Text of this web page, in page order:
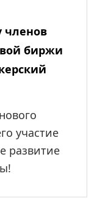
членов
биржи
участие
развитие